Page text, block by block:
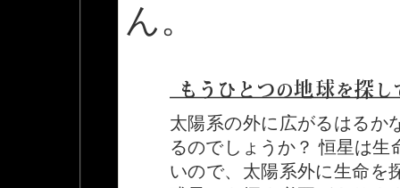
ん。
太陽系の外に広がるはるか
るのでしょうか？ 恒星は
いので、太陽系外に生命を